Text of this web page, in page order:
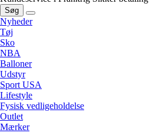
Søg
Nyheder
Tøj
Sko
NBA
Balloner
Udstyr
Sport USA
Lifestyle
Fysisk vedligeholdelse
Outlet
Mærker